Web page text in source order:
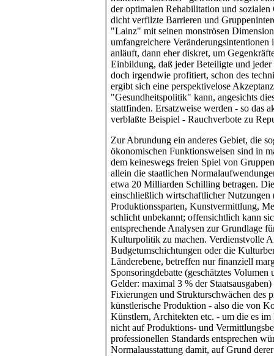
der optimalen Rehabilitation und
dicht verfilzte Barrieren und
"Lainz" mit seinen monströsen
umfangreichere
anläuft, dann eher diskret, um
Einbildung, daß jeder Beteiligte und
doch irgendwie profitiert, schon des
ergibt sich eine perspektivelose
"Gesundheitspolitik" kann, angesichts
stattfinden. Ersatzweise werden - so das
verblaßte Beispiel - Rauchverbote zu
Zur Abrundung ein anderes Gebiet, die
ökonomischen Funktionsweisen sind in
dem keineswegs freien Spiel von
allein die staatlichen
etwa 20 Milliarden Schilling betragen.
einschließlich wirtschaftlicher
Produktionssparten, Kunstvermittlung,
schlicht unbekannt; offensichtlich kann
entsprechende Analysen zur Grundlage
Kulturpolitik zu machen. Verdienstvolle
Budgetumschichtungen oder die
Länderebene, betreffen nur finanziell
Sponsoringdebatte (geschätztes
Gelder: maximal 3 % der
Fixierungen und Strukturschwächen des
künstlerische Produktion - also die von
Künstlern, Architekten etc. - um die es
nicht auf Produktions- und
professionellen Standards entsprechen
Normalausstattung damit, auf Grund